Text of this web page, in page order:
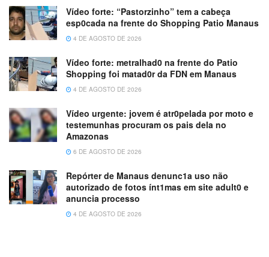
Vídeo forte: “Pastorzinho” tem a cabeça
esp0cada na frente do Shopping Patio Manaus
4 DE AGOSTO DE 2026
Vídeo forte: metralhad0 na frente do Patio
Shopping foi matad0r da FDN em Manaus
4 DE AGOSTO DE 2026
Vídeo urgente: jovem é atr0pelada por moto e
testemunhas procuram os pais dela no
Amazonas
6 DE AGOSTO DE 2026
Repórter de Manaus denunc1a uso não
autorizado de fotos ínt1mas em site adult0 e
anuncia processo
4 DE AGOSTO DE 2026